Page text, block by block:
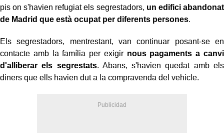
pis on s'havien refugiat els segrestadors, un edifici abandonat
de Madrid que està ocupat per diferents persones.
Els segrestadors, mentrestant, van continuar posant-se en
contacte amb la família per exigir nous pagaments a canvi
d'alliberar els segrestats. Abans, s'havien quedat amb els
diners que ells havien dut a la compravenda del vehicle.